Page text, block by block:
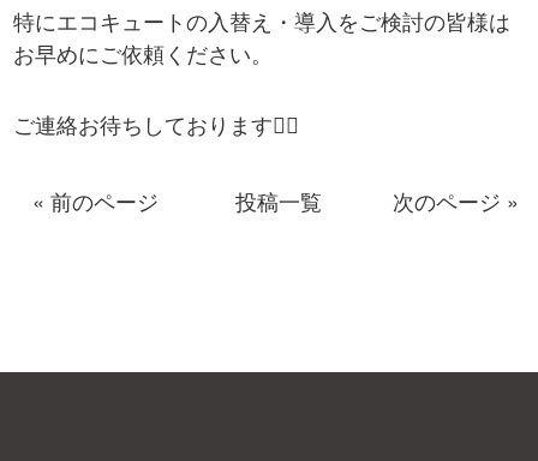
特にエコキュートの入替え・導入をご検討の皆様は
お早めにご依頼ください。
ご連絡お待ちしております🙇‍♂️
« 前のページ 投稿一覧 次のページ »